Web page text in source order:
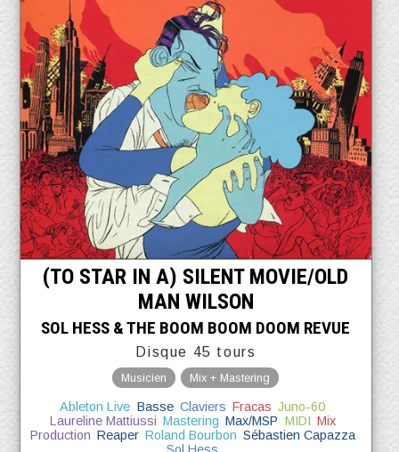
(TO STAR IN A) SILENT MOVIE​/​OLD
MAN WILSON
SOL HESS & THE BOOM BOOM DOOM REVUE
Disque 45 tours
Musicien Mix + Mastering
Ableton Live Basse Claviers Fracas Juno-60
Laureline Mattiussi Mastering Max/MSP MIDI Mix
Production Reaper Roland Bourbon Sébastien Capazza
Sol Hess